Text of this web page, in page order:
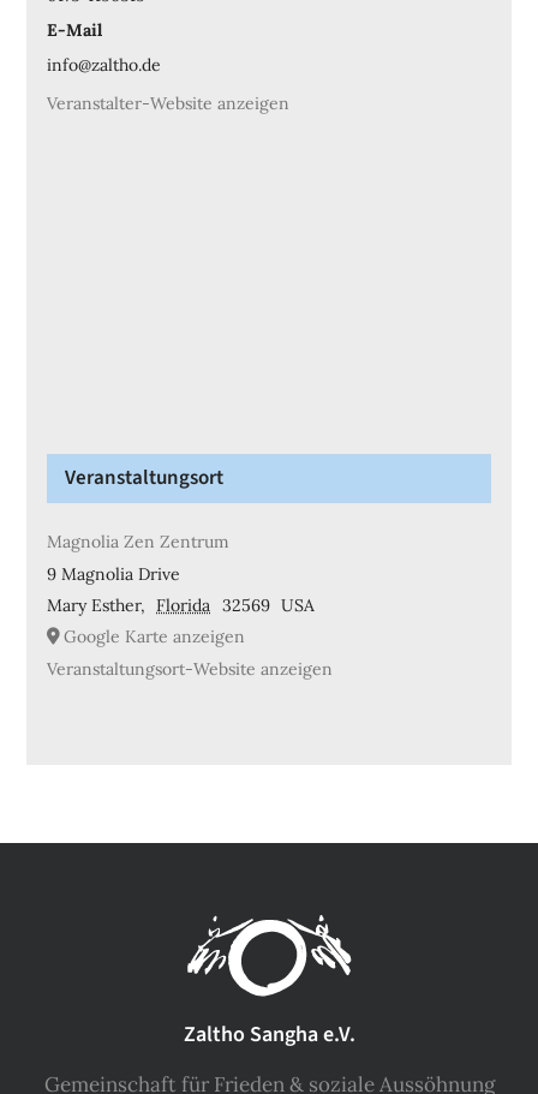
E-Mail
info@zaltho.de
Veranstalter-Website anzeigen
Veranstaltungsort
Magnolia Zen Zentrum
9 Magnolia Drive
Mary Esther, Florida 32569 USA
Google Karte anzeigen
Veranstaltungsort-Website anzeigen
Zaltho Sangha e.V.
Gemeinschaft für Frieden & soziale Aussöhnung